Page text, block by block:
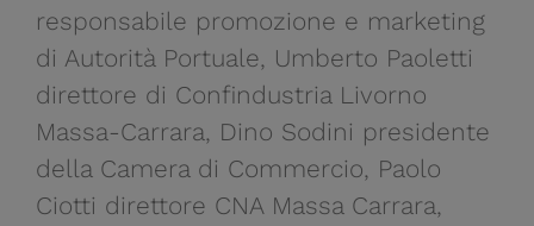
responsabile promozione e marketing
di Autorità Portuale, Umberto Paoletti
direttore di Confindustria Livorno
Massa-Carrara, Dino Sodini presidente
della Camera di Commercio, Paolo
Ciotti direttore CNA Massa Carrara,